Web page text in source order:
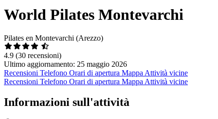
World Pilates Montevarchi
Pilates en Montevarchi (Arezzo)
4.9 (30 recensioni)
Ultimo aggiornamento: 25 maggio 2026
Recensioni Telefono Orari di apertura Mappa Attività vicine
Recensioni Telefono Orari di apertura Mappa Attività vicine
Informazioni sull'attività